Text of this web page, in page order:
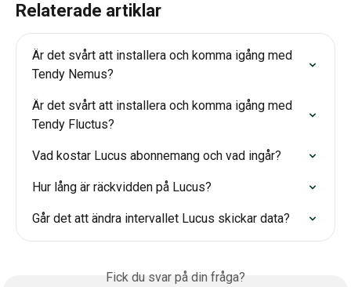
Relaterade artiklar
Är det svårt att installera och komma igång med
Tendy Nemus?
Är det svårt att installera och komma igång med
Tendy Fluctus?
Vad kostar Lucus abonnemang och vad ingår?
Hur lång är räckvidden på Lucus?
Går det att ändra intervallet Lucus skickar data?
Fick du svar på din fråga?